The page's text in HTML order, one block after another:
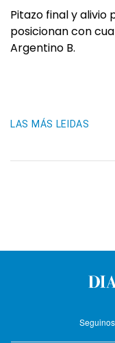
Pitazo final y alivio
posicionan con
Argentino B.
LAS MÁS LEIDAS